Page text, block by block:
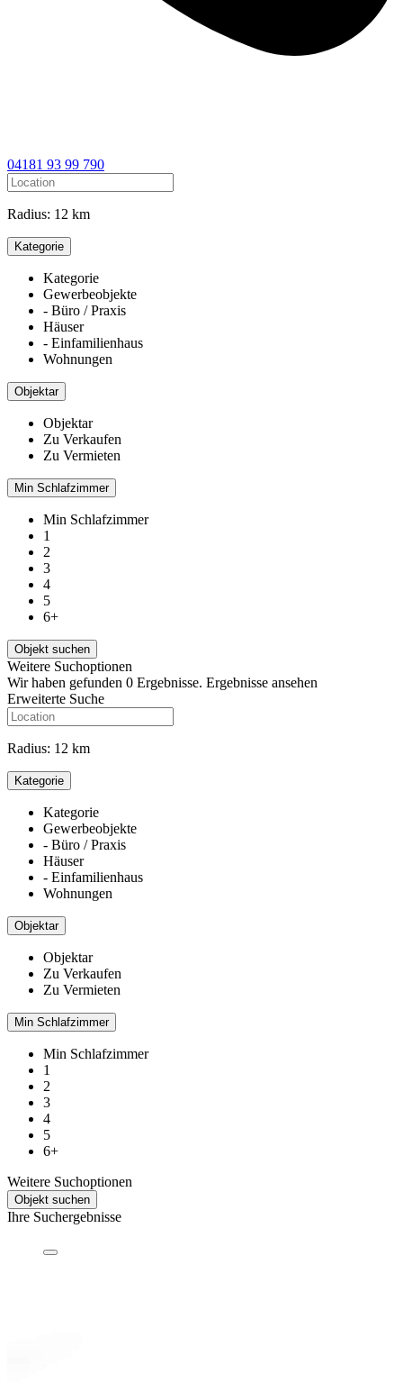
04181 93 99 790
Radius: 12 km
Kategorie
Kategorie
Gewerbeobjekte
- Büro / Praxis
Häuser
- Einfamilienhaus
Wohnungen
Objektar
Objektar
Zu Verkaufen
Zu Vermieten
Min Schlafzimmer
Min Schlafzimmer
1
2
3
4
5
6+
Weitere Suchoptionen
Wir haben gefunden 0 Ergebnisse. Ergebnisse ansehen
Erweiterte Suche
Radius: 12 km
Kategorie
Kategorie
Gewerbeobjekte
- Büro / Praxis
Häuser
- Einfamilienhaus
Wohnungen
Objektar
Objektar
Zu Verkaufen
Zu Vermieten
Min Schlafzimmer
Min Schlafzimmer
1
2
3
4
5
6+
Weitere Suchoptionen
Objekt suchen
Ihre Suchergebnisse